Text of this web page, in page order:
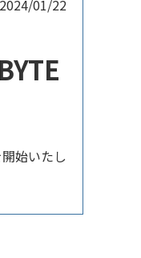
2024/01/22
始いたし